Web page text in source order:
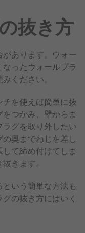
抜き方
あります。ウォー
ったウォールプラ
ください。
を使えば簡単に抜
つかみ、壁からま
グを取り外したい
奥までねじを差し
て締め付けてしま
きます。
いう簡単な方法も
の抜き方にはいく